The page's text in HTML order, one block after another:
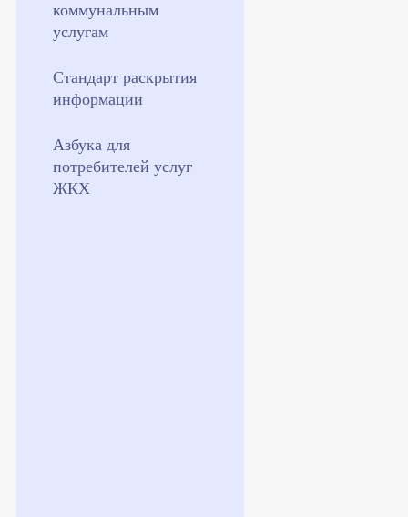
коммунальным
услугам
Стандарт раскрытия
информации
Азбука для
потребителей услуг
ЖКХ